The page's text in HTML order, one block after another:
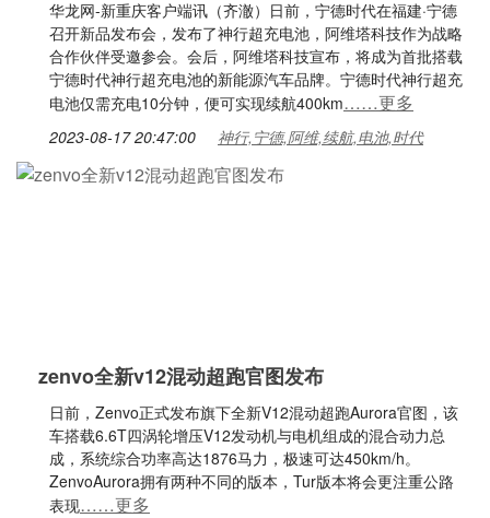
华龙网-新重庆客户端讯（齐澈）日前，宁德时代在福建·宁德
召开新品发布会，发布了神行超充电池，阿维塔科技作为战略
合作伙伴受邀参会。会后，阿维塔科技宣布，将成为首批搭载
宁德时代神行超充电池的新能源汽车品牌。宁德时代神行超充
电池仅需充电10分钟，便可实现续航400km……更多
2023-08-17 20:47:00 神行,宁德,阿维,续航,电池,时代
zenvo全新v12混动超跑官图发布
日前，Zenvo正式发布旗下全新V12混动超跑Aurora官图，该
车搭载6.6T四涡轮增压V12发动机与电机组成的混合动力总
成，系统综合功率高达1876马力，极速可达450km/h。
ZenvoAurora拥有两种不同的版本，Tur版本将会更注重公路
表现……更多